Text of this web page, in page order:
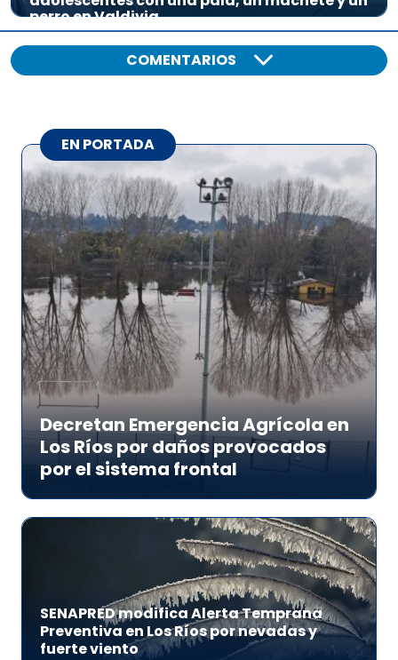
perro en Valdivia
COMENTARIOS
EN PORTADA
Decretan Emergencia Agrícola en
Los Ríos por daños provocados
por el sistema frontal
SENAPRED modifica Alerta Temprana
Preventiva en Los Ríos por nevadas y
fuerte viento